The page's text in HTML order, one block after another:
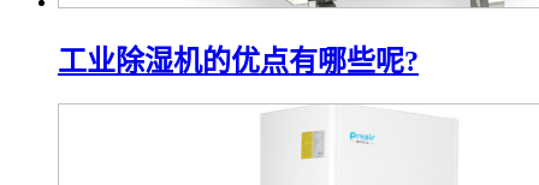
工业除湿机的优点有哪些呢?